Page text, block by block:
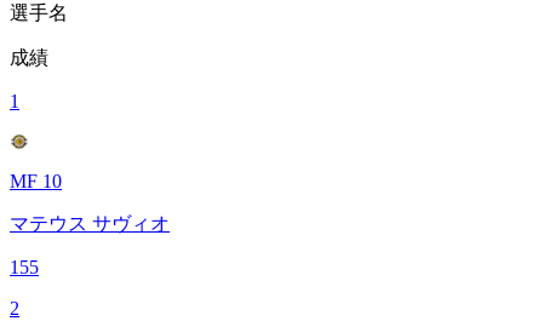
選手名
成績
1
MF 10
マテウス サヴィオ
155
2